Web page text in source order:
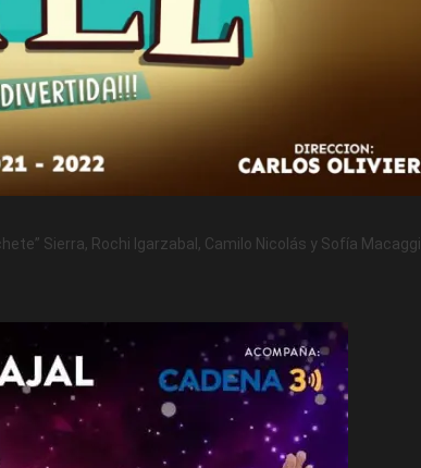
Sierra, Rochi Igarzabal, Camilo Nicolás y Sofía Macaggi.